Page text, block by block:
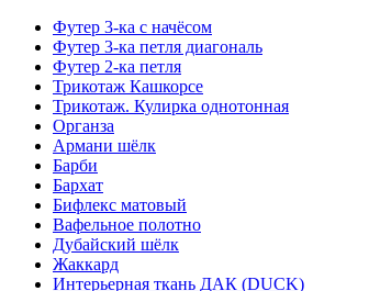
Футер 3-ка с начёсом
Футер 3-ка петля диагональ
Футер 2-ка петля
Трикотаж Кашкорсе
Трикотаж. Кулирка однотонная
Органза
Армани шёлк
Барби
Бархат
Бифлекс матовый
Вафельное полотно
Дубайский шёлк
Жаккард
Интерьерная ткань ДАК (DUCK)